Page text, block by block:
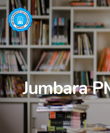
Jumbara